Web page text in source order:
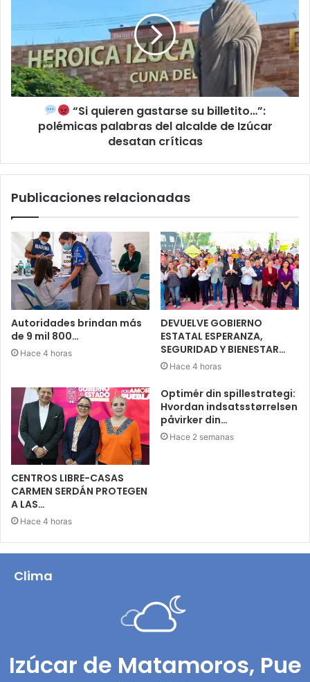
“Si quieren gastarse su billetito…”:
polémicas palabras del alcalde de Izúcar
desatan críticas
Publicaciones relacionadas
Autoridades brindan más
de 9 mil 800…
Hace 4 horas
DEVUELVE GOBIERNO
ESTATAL ESPERANZA,
SEGURIDAD Y BIENESTAR…
Hace 4 horas
CENTROS LIBRE-CASAS
CARMEN SERDÁN PROTEGEN
A LAS…
Hace 4 horas
Optimér din spillestrategi:
Hvordan indsatsstørrelsen
påvirker din…
Hace 2 semanas
Clima
Izúcar de Matamoros, Pue